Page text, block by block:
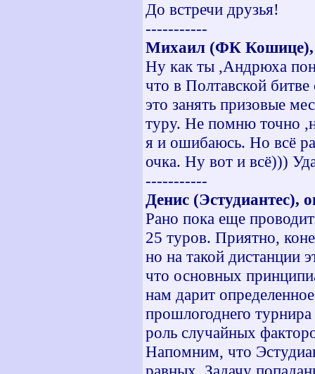
До встречи друзья!
-----------
Михаил (ФК
Ну как ты ,Андрюха
что в Полтавской
это занять призовые
туру. Не помню точно
я и ошибаюсь. Но всё
очка. Ну вот и всё)))
-----------
Денис (Эстудиантес),
Рано пока еще
25 туров. Приятно,
но на такой дистанции
что основных
нам дарит
прошлогоднего
роль случайных
Напомним, что